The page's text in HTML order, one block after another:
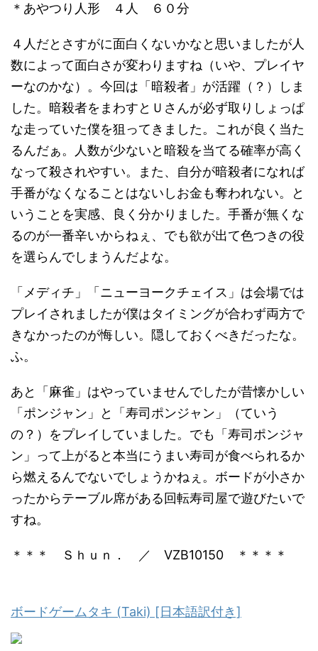
＊あやつり人形 ４人 ６０分
４人だとさすがに面白くないかなと思いましたが人
数によって面白さが変わりますね（いや、プレイヤ
ーなのかな）。今回は「暗殺者」が活躍（？）しま
した。暗殺者をまわすとＵさんが必ず取りしょっぱ
な走っていた僕を狙ってきました。これが良く当た
るんだぁ。人数が少ないと暗殺を当てる確率が高く
なって殺されやすい。また、自分が暗殺者になれば
手番がなくなることはないしお金も奪われない。と
いうことを実感、良く分かりました。手番が無くな
るのが一番辛いからねぇ、でも欲が出て色つきの役
を選らんでしまうんだよな。
「メディチ」「ニューヨークチェイス」は会場では
プレイされましたが僕はタイミングが合わず両方で
きなかったのが悔しい。隠しておくべきだったな。
ふ。
あと「麻雀」はやっていませんでしたが昔懐かしい
「ポンジャン」と「寿司ポンジャン」（ていう
の？）をプレイしていました。でも「寿司ポンジャ
ン」って上がると本当にうまい寿司が食べられるか
ら燃えるんでないでしょうかねぇ。ボードが小さか
ったからテーブル席がある回転寿司屋で遊びたいで
すね。
＊＊＊ Ｓｈｕｎ． ／ VZB10150 ＊＊＊＊
ボードゲームタキ (Taki) [日本語訳付き]